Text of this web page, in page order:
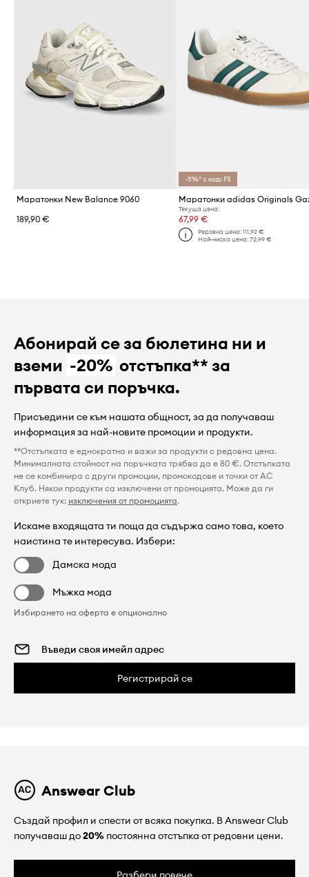
Маратонки New Balance 9060
189,90 €
-5%* с код: FS
Маратонки adidas Originals
Текуща цена:
67,99 €
Редовна цена: 111,92 €
Най-ниска цена: 72,99 €
Абонирай се за бюлетина ни и
вземи -20% отстъпка** за
първата си поръчка.
Присъедини се към нашата общност, за да получаваш
информация за най-новите промоции и продукти.
**Отстъпката е еднократна и важи за продукти с редовна цена.
Минималната стойност на поръчката трябва да е 80 €. Отстъпката
не се комбинира с други промоции, промокодове и точки от AC
Клуб. Някои продукти са изключени от промоцията. Може да ги
откриете тук: изключения от промоцията.
Искаме входящата ти поща да съдържа само това, което
наистина те интересува. Избери:
Дамска мода
Мъжка мода
Избирането на оферта е опционално
Регистрирай се
Answear Club
Създай профил и спести от всяка покупка. В Answear Club
получаваш до20% постоянна отстъпка от редовни цени.